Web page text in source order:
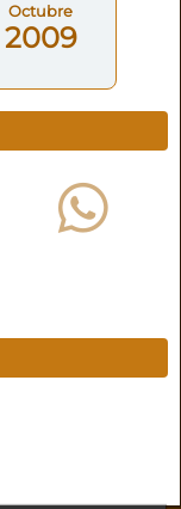
Octubre
2009